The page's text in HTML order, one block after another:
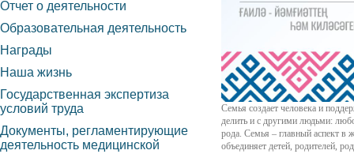
Семья создает человека и
делить и с другими людьми:
рода. Семья – главный аспект в
объединяет детей, родителей,
Отчет о деятельности
Образовательная деятельность
Награды
Наша жизнь
Государственная экспертиза
условий труда
Документы, регламентирующие
деятельность медицинской